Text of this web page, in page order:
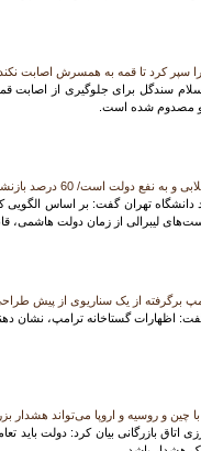
سپر کرد تا قمه به همسرش
سندگل برای جلوگیری از
مصدوم شده است.
60 درصد بازنشستگان زیر خط فقر زندگی می کنند
دانشگاه تهران گفت: بر اساس
لیبرالی از زمان دولت هاشمی،
برگرفته از یک سناریوی از پیش
اظهارات گستاخانه ترامپ، نشان
چین و روسیه و اروپا می‌تواند هشدار
اتاق بازرگانی بیان کرد: دولت باید